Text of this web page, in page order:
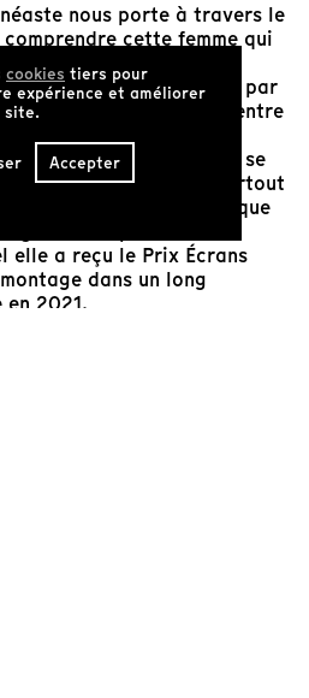
nous porte à travers le
cette femme qui
naissance, les images
à celles tournées par
un équilibre nébuleux entre
images d’archives
le contexte dans lequel se
mais aussi - et surtout
cette histoire. C’est là que
réalisé par
elle a reçu le Prix Écrans
dans un long
2021.
cookies tiers pour
expérience et améliorer
site.
Accepter